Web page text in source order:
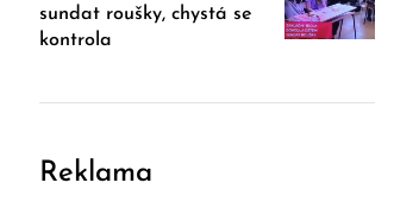
sundat roušky, chystá se
kontrola
Reklama